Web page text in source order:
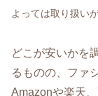
よっては取り扱い
どこが安いかを
るものの、ファ
Amazonや楽天